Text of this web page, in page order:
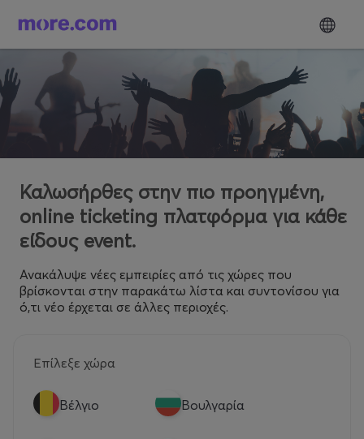
Καλωσήρθες στην πιο προηγμένη,
online ticketing πλατφόρμα για κάθε
είδους event.
Ανακάλυψε νέες εμπειρίες από τις χώρες που
βρίσκονται στην παρακάτω λίστα και συντονίσου για
ό,τι νέο έρχεται σε άλλες περιοχές.
Επίλεξε χώρα
Βέλγιο Βουλγαρία